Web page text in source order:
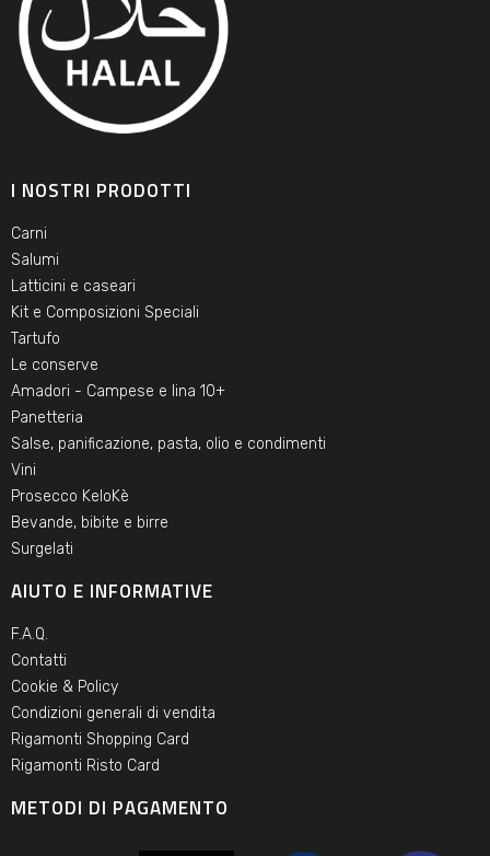
I NOSTRI PRODOTTI
Carni
Salumi
Latticini e caseari
Kit e Composizioni Speciali
Tartufo
Le conserve
Amadori - Campese e lina 10+
Panetteria
Salse, panificazione, pasta, olio e condimenti
Vini
Prosecco KeloKè
Bevande, bibite e birre
Surgelati
AIUTO E INFORMATIVE
F.A.Q.
Contatti
Cookie & Policy
Condizioni generali di vendita
Rigamonti Shopping Card
Rigamonti Risto Card
METODI DI PAGAMENTO